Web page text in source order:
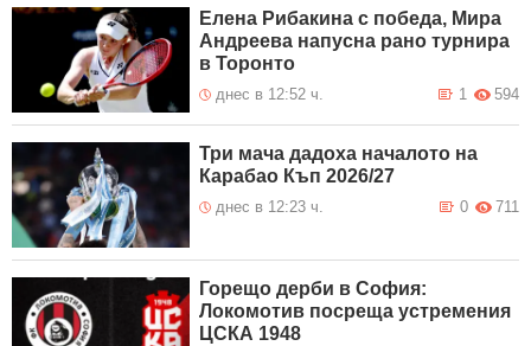
Елена Рибакина с победа, Мира
Андреева напусна рано турнира
в Торонто
днес в 12:52 ч. 594
1
Три мача дадоха началото на
Карабао Къп 2026/27
днес в 12:23 ч. 711
0
Горещо дерби в София:
Локомотив посреща устремения
ЦСКА 1948